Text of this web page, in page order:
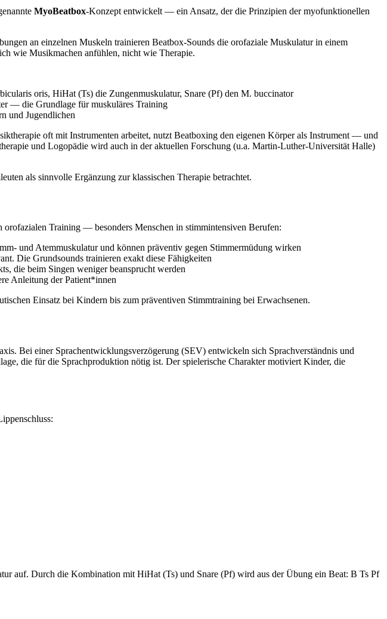
MyoBeatbox-Konzept entwickelt — ein Ansatz, der die Prinzipien der myofunktionellen
an einzelnen Muskeln trainieren Beatbox-Sounds die orofaziale Muskulatur in einem
wie Musikmachen anfühlen, nicht wie Therapie.
oris, HiHat (Ts) die Zungenmuskulatur, Snare (Pf) den M. buccinator
— die Grundlage für muskuläres Training
und Jugendlichen
oft mit Instrumenten arbeitet, nutzt Beatboxing den eigenen Körper als Instrument — und
und Logopädie wird auch in der aktuellen Forschung (u.a. Martin-Luther-Universität Halle)
als sinnvolle Ergänzung zur klassischen Therapie betrachtet.
Training — besonders Menschen in stimmintensiven Berufen:
und Atemmuskulatur und können präventiv gegen Stimmermüdung wirken
Die Grundsounds trainieren exakt diese Fähigkeiten
die beim Singen weniger beansprucht werden
Anleitung der Patient*innen
Einsatz bei Kindern bis zum präventiven Stimmtraining bei Erwachsenen.
Bei einer Sprachentwicklungsverzögerung (SEV) entwickeln sich Sprachverständnis und
die für die Sprachproduktion nötig ist. Der spielerische Charakter motiviert Kinder, die
auf. Durch die Kombination mit HiHat (Ts) und Snare (Pf) wird aus der Übung ein Beat: B Ts Pf